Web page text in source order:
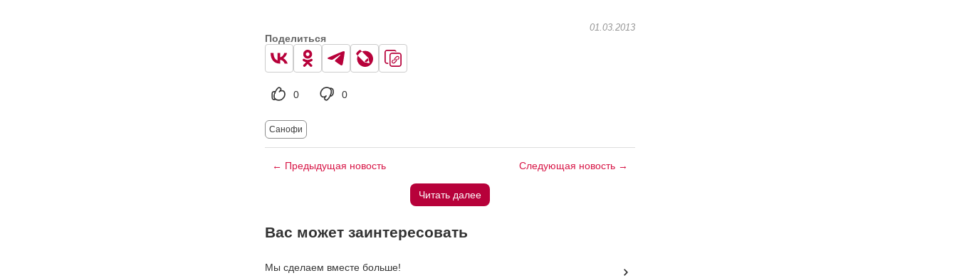
01.03.2013
Поделиться
0 0
Санофи
← Предыдущая новость Следующая новость →
Читать далее
Вас может заинтересовать
Мы сделаем вместе больше!